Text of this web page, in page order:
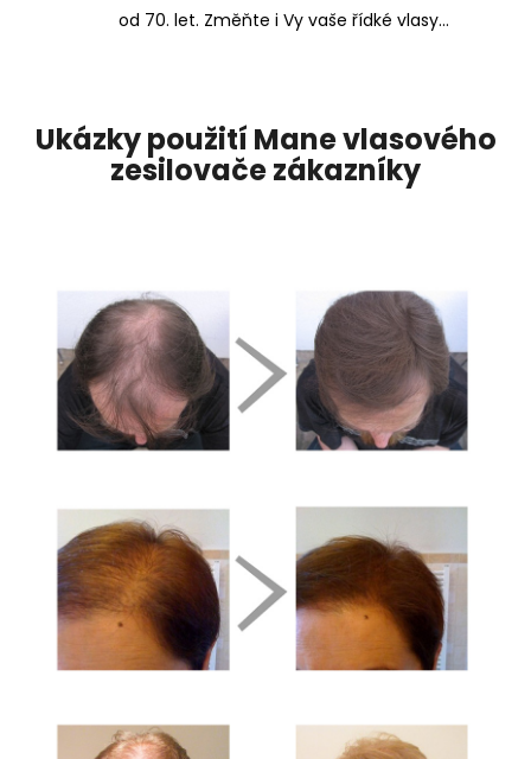
od 70. let. Změňte i Vy vaše řídké vlasy...
Ukázky použití Mane vlasového
zesilovače zákazníky